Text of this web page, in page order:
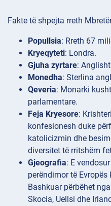
Fakte të shpejta rreth
Popullsia: Rreth 67
Kryeqyteti: Londra.
Gjuha zyrtare:
Monedha: Sterlina
Qeveria: Monarki
parlamentare.
Feja Kryesore:
konfesionesh duke
katolicizmin dhe
diversitet të rritshëm
Gjeografia: E
perëndimor të
Bashkuar përbëhet
Skocia, Uellsi dhe